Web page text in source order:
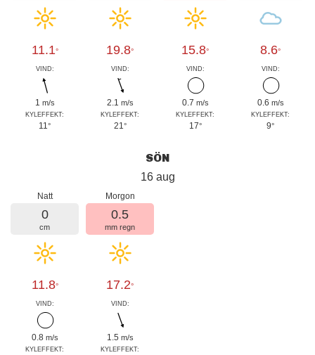
11.1°
VIND:
1 m/s
KYLEFFEKT:
11°
19.8°
VIND:
2.1 m/s
KYLEFFEKT:
21°
15.8°
VIND:
0.7 m/s
KYLEFFEKT:
17°
8.6°
VIND:
0.6 m/s
KYLEFFEKT:
9°
SÖN
16 aug
Natt
0
cm
11.8°
VIND:
0.8 m/s
KYLEFFEKT:
Morgon
0.5
mm regn
17.2°
VIND:
1.5 m/s
KYLEFFEKT: